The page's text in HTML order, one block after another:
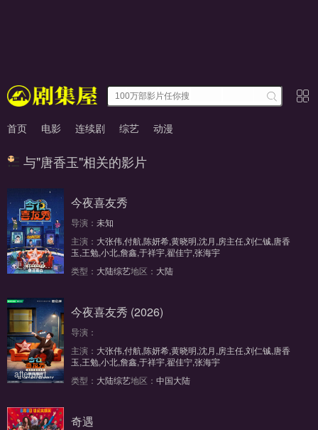
首页 电影 连续剧 综艺 动漫
与"唐香玉"相关的影片
更新至20260425期
今夜喜友秀
导演： 未知
主演： 大张伟,付航,陈妍希,黄晓明,沈月,房主任,刘仁铖,唐香
玉,王勉,小北,詹鑫,于祥宇,翟佳宁,张海宇
类型： 大陆综艺地区： 大陆
afterparty第4期
今夜喜友秀 (2026)
导演：
主演： 大张伟,付航,陈妍希,黄晓明,沈月,房主任,刘仁铖,唐香
玉,王勉,小北,詹鑫,于祥宇,翟佳宁,张海宇
类型： 大陆综艺地区： 中国大陆
奇遇